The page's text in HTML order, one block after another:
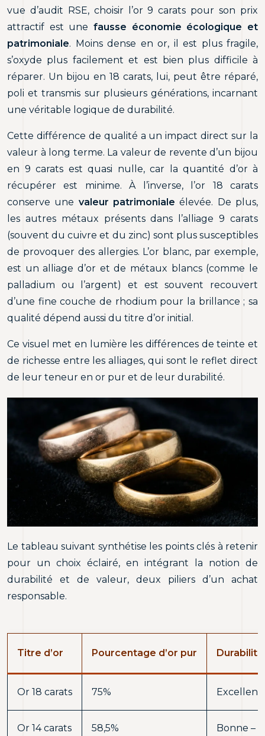
vue d’audit RSE, choisir l’or 9 carats pour son prix
attractif est une fausse économie écologique et
patrimoniale. Moins dense en or, il est plus fragile,
s’oxyde plus facilement et est bien plus difficile à
réparer. Un bijou en 18 carats, lui, peut être réparé,
poli et transmis sur plusieurs générations, incarnant
une véritable logique de durabilité.
Cette différence de qualité a un impact direct sur la
valeur à long terme. La valeur de revente d’un bijou
en 9 carats est quasi nulle, car la quantité d’or à
récupérer est minime. À l’inverse, l’or 18 carats
conserve une valeur patrimoniale élevée. De plus,
les autres métaux présents dans l’alliage 9 carats
(souvent du cuivre et du zinc) sont plus susceptibles
de provoquer des allergies. L’or blanc, par exemple,
est un alliage d’or et de métaux blancs (comme le
palladium ou l’argent) et est souvent recouvert
d’une fine couche de rhodium pour la brillance ; sa
qualité dépend aussi du titre d’or initial.
Ce visuel met en lumière les différences de teinte et
de richesse entre les alliages, qui sont le reflet direct
de leur teneur en or pur et de leur durabilité.
Le tableau suivant synthétise les points clés à retenir
pour un choix éclairé, en intégrant la notion de
durabilité et de valeur, deux piliers d’un achat
responsable.
Titre d’or Pourcentage d’or pur Durabilité
Or 18 carats 75%
Or 14 carats 58,5% Bonne –